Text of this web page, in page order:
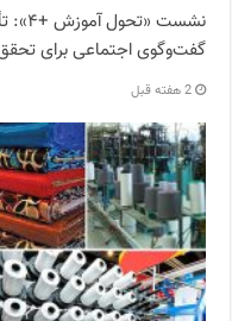
نشست
گفت‌وگوی اجتماعی برای
2 هفته قبل